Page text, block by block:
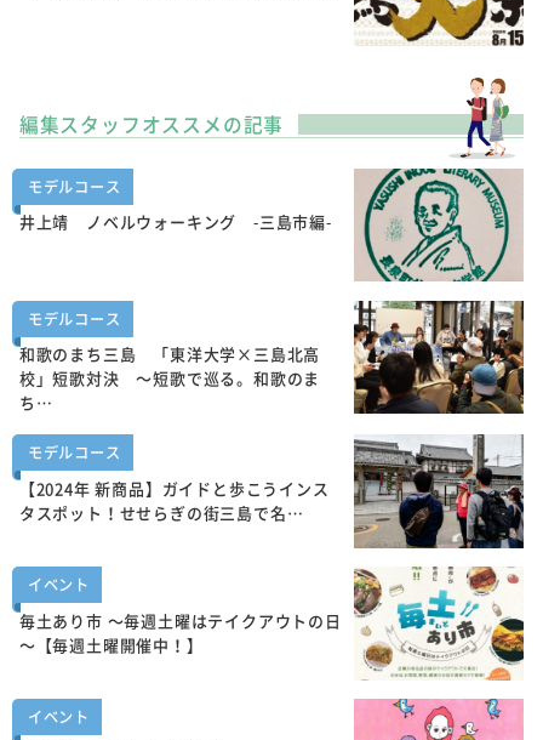
編集スタッフオススメの記事
モデルコース
井上靖 ノベルウォーキング -三島市編-
モデルコース
和歌のまち三島 「東洋大学×三島北高
校」短歌対決 ～短歌で巡る。和歌のま
ち…
モデルコース
【2024年 新商品】ガイドと歩こうインス
タスポット！せせらぎの街三島で名…
イベント
毎土あり市 ～毎週土曜はテイクアウトの日
～【毎週土曜開催中！】
イベント